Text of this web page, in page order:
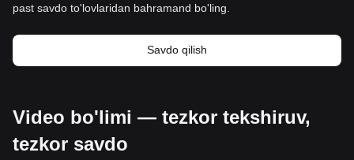
past savdo to'lovlaridan bahramand bo'ling.
Savdo qilish
Video bo'limi — tezkor tekshiruv,
tezkor savdo